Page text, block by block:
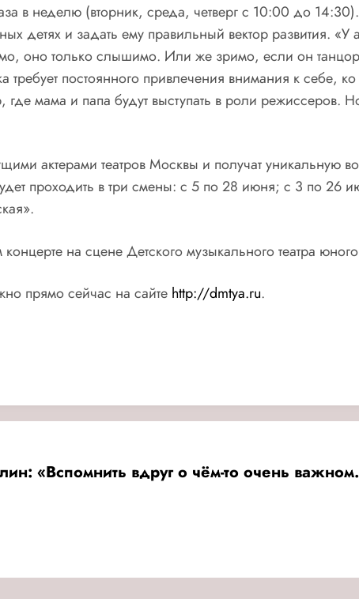
в неделю (вторник, среда, четверг с 10:00 до
детях и задать ему правильный вектор развития. «У
оно только слышимо. Или же зримо, если он танцор.
постоянного привлечения внимания к себе,
мама и папа будут выступать в роли режиссеров.
актерами театров Москвы и получат уникальную
проходить в три смены: с 5 по 28 июня; с 3 по 26
на сцене Детского музыкального театра
прямо сейчас на сайте http://dmtya.ru.
«Вспомнить вдруг о чём-то очень